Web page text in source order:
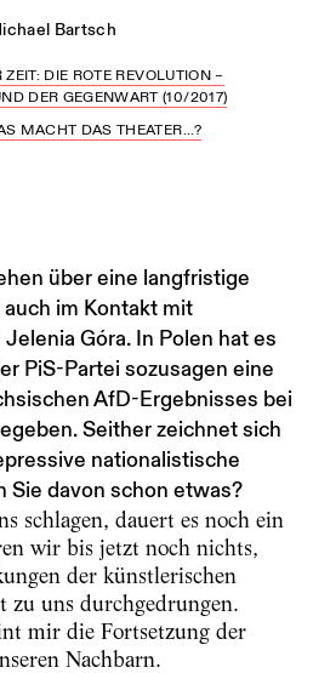
Bartsch
ZEIT: DIE ROTE REVOLUTION –
DER GEGENWART (10/2017)
MACHT DAS THEATER...?
über eine langfristige
im Kontakt mit
Góra. In Polen hat es
PiS-Partei sozusagen eine
AfD-Ergebnisses bei
Seither zeichnet sich
nationalistische
Sie davon schon etwas?
schlagen, dauert es noch ein
wir bis jetzt noch nichts,
der künstlerischen
zu uns durchgedrungen.
mir die Fortsetzung der
Nachbarn.